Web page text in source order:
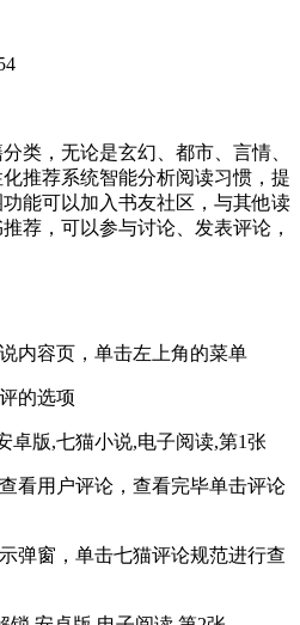
类，无论是玄幻、都市、言情、
推荐系统智能分析阅读习惯，提
能可以加入书友社区，与其他读
荐，可以参与讨论、发表评论，
内容页，单击左上角的菜单
的选项
看用户评论，查看完毕单击评论
弹窗，单击七猫评论规范进行查